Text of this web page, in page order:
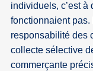
individuels, c’est
fonctionnaient pas.
responsabilité des
collecte sélective
commerçante